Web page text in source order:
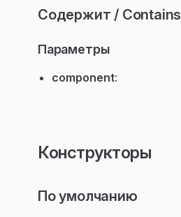
Содержит / Contains
Параметры
component:
Конструкторы
По умолчанию